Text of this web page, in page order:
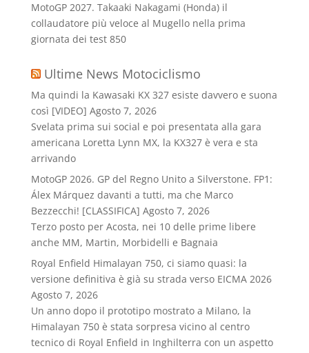
MotoGP 2027. Takaaki Nakagami (Honda) il
collaudatore più veloce al Mugello nella prima
giornata dei test 850
Ultime News Motociclismo
Ma quindi la Kawasaki KX 327 esiste davvero e suona
così [VIDEO] Agosto 7, 2026
Svelata prima sui social e poi presentata alla gara
americana Loretta Lynn MX, la KX327 è vera e sta
arrivando
MotoGP 2026. GP del Regno Unito a Silverstone. FP1:
Álex Márquez davanti a tutti, ma che Marco
Bezzecchi! [CLASSIFICA] Agosto 7, 2026
Terzo posto per Acosta, nei 10 delle prime libere
anche MM, Martin, Morbidelli e Bagnaia
Royal Enfield Himalayan 750, ci siamo quasi: la
versione definitiva è già su strada verso EICMA 2026
Agosto 7, 2026
Un anno dopo il prototipo mostrato a Milano, la
Himalayan 750 è stata sorpresa vicino al centro
tecnico di Royal Enfield in Inghilterra con un aspetto